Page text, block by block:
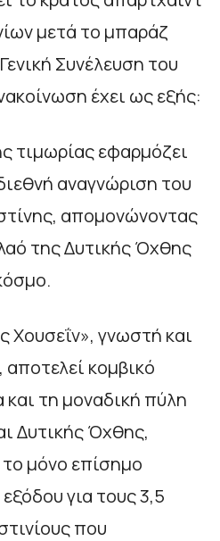
μετά το μπαράζ
Συνέλευση του
έχει ως εξής:
τιμωρίας εφαρμόζει
αναγνώριση του
απομονώνοντας
της Δυτικής Όχθης
Χουσεΐν», γνωστή και
κομβικό
τη μοναδική πύλη
Δυτικής Όχθης,
μόνο επίσημο
για τους 3,5
που